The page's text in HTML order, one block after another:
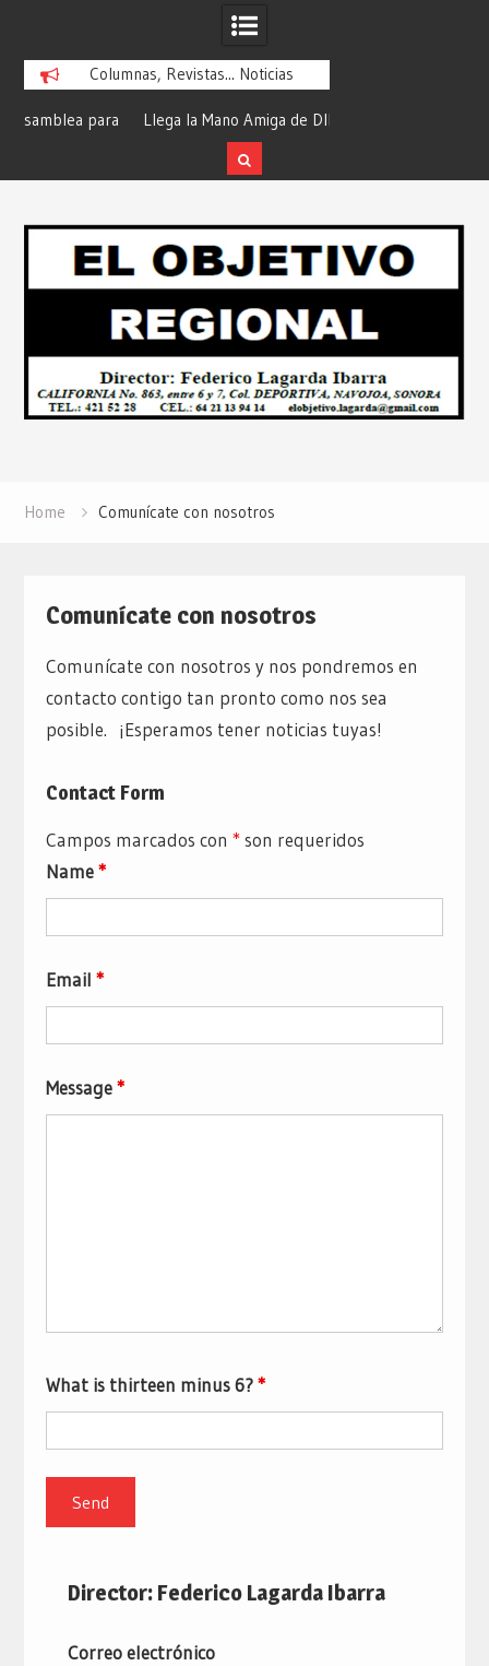
Columnas, Revistas... Noticias
Llega la Mano Amiga de DIF Navojoa a la
Ampliación Beltrones con la Feria de
Servicios… Desde: Redacción “El
Redacción “El
Home Comunícate con nosotros
Comunícate con nosotros
Comunícate con nosotros y nos pondremos en
contacto contigo tan pronto como nos sea
posible. ¡Esperamos tener noticias tuyas!
Contact Form
Campos marcados con *son requeridos
Name*
Email *
Message*
What is thirteen minus 6?*
Director: Federico Lagarda Ibarra
Correo electrónico